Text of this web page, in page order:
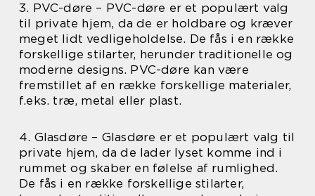
3. PVC-døre – PVC-døre er et populært valg
til private hjem, da de er holdbare og kræver
meget lidt vedligeholdelse. De fås i en række
forskellige stilarter, herunder traditionelle og
moderne designs. PVC-døre kan være
fremstillet af en række forskellige materialer,
f.eks. træ, metal eller plast.
4. Glasdøre – Glasdøre er et populært valg til
private hjem, da de lader lyset komme ind i
rummet og skaber en følelse af rumlighed.
De fås i en række forskellige stilarter,